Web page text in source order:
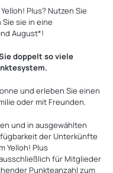
Plus? Nutzen Sie
sie in eine
August*!
doppelt so viele
und erleben Sie einen
oder mit Freunden.
und in ausgewählten
der Unterkünfte
Yelloh! Plus
für Mitglieder
Punkteanzahl zum